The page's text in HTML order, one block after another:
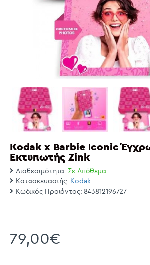
Kodak x Barbie Iconic
Εκτυπωτής Zink
Διαθεσιμότητα: Σε Απόθεμα
Κατασκευαστής: Kodak
Κωδικός Προϊόντος: 843812196727
79,00€